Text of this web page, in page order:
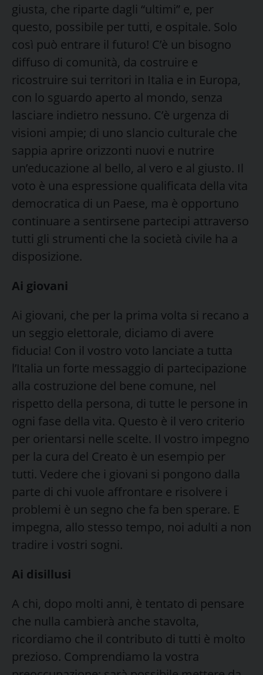
giusta, che riparte dagli “ultimi” e, per
questo, possibile per tutti, e ospitale. Solo
così può entrare il futuro! C’è un bisogno
diffuso di comunità, da costruire e
ricostruire sui territori in Italia e in Europa,
con lo sguardo aperto al mondo, senza
lasciare indietro nessuno. C’è urgenza di
visioni ampie; di uno slancio culturale che
sappia aprire orizzonti nuovi e nutrire
un’educazione al bello, al vero e al giusto. Il
voto è una espressione qualificata della vita
democratica di un Paese, ma è opportuno
continuare a sentirsene partecipi attraverso
tutti gli strumenti che la società civile ha a
disposizione.
Ai giovani
Ai giovani, che per la prima volta si recano a
un seggio elettorale, diciamo di avere
fiducia! Con il vostro voto lanciate a tutta
l’Italia un forte messaggio di partecipazione
alla costruzione del bene comune, nel
rispetto della persona, di tutte le persone in
ogni fase della vita. Questo è il vero criterio
per orientarsi nelle scelte. Il vostro impegno
per la cura del Creato è un esempio per
tutti. Vedere che i giovani si pongono dalla
parte di chi vuole affrontare e risolvere i
problemi è un segno che fa ben sperare. E
impegna, allo stesso tempo, noi adulti a non
tradire i vostri sogni.
Ai disillusi
A chi, dopo molti anni, è tentato di pensare
che nulla cambierà anche stavolta,
ricordiamo che il contributo di tutti è molto
prezioso. Comprendiamo la vostra